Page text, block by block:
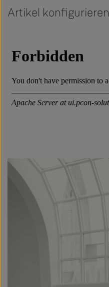
Artikel konfigurieren